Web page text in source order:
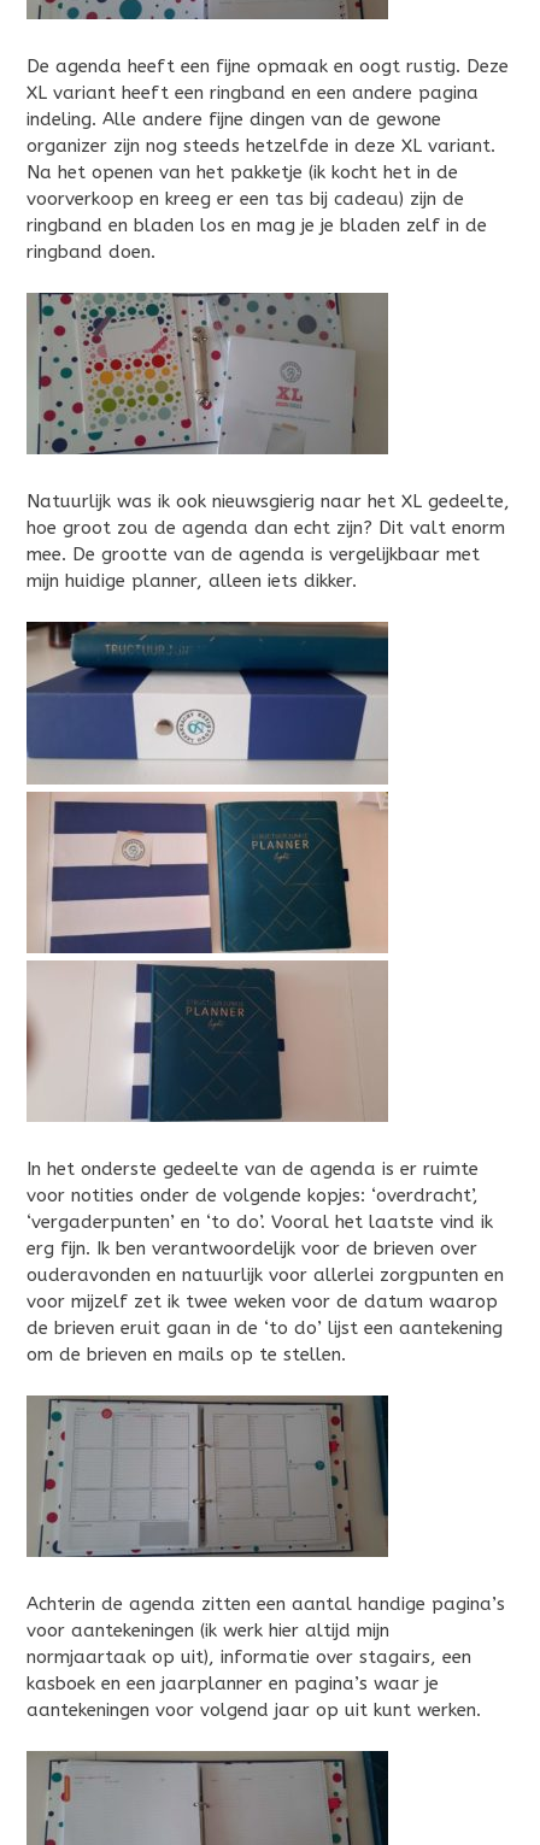
De agenda heeft een fijne opmaak en oogt rustig. Deze
XL variant heeft een ringband en een andere pagina
indeling. Alle andere fijne dingen van de gewone
organizer zijn nog steeds hetzelfde in deze XL variant.
Na het openen van het pakketje (ik kocht het in de
voorverkoop en kreeg er een tas bij cadeau) zijn de
ringband en bladen los en mag je je bladen zelf in de
ringband doen.
Natuurlijk was ik ook nieuwsgierig naar het XL gedeelte,
hoe groot zou de agenda dan echt zijn? Dit valt enorm
mee. De grootte van de agenda is vergelijkbaar met
mijn huidige planner, alleen iets dikker.
In het onderste gedeelte van de agenda is er ruimte
voor notities onder de volgende kopjes: ‘overdracht’,
‘vergaderpunten’ en ‘to do’. Vooral het laatste vind ik
erg fijn. Ik ben verantwoordelijk voor de brieven over
ouderavonden en natuurlijk voor allerlei zorgpunten en
voor mijzelf zet ik twee weken voor de datum waarop
de brieven eruit gaan in de ‘to do’ lijst een aantekening
om de brieven en mails op te stellen.
Achterin de agenda zitten een aantal handige pagina’s
voor aantekeningen (ik werk hier altijd mijn
normjaartaak op uit), informatie over stagairs, een
kasboek en een jaarplanner en pagina’s waar je
aantekeningen voor volgend jaar op uit kunt werken.